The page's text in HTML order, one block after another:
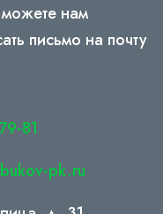
нам
письмо на почту
81
pk.ru